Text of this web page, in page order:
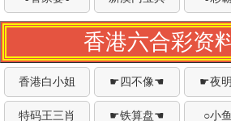
香港六合彩资
香港白小姐 ☛四不像☚ ☛夜
特码王三肖 ☛铁算盘☚ ○小